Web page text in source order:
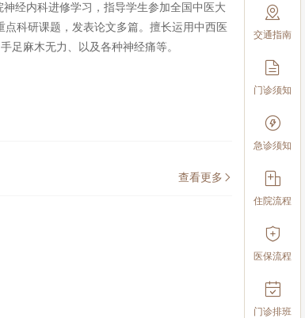
经内科进修学习，指导学生参加全国中医大
科研课题，发表论文多篇。擅长运用中西医
足麻木无力、以及各种神经痛等。
查看更多 

交通指南

门诊须知

急诊须知

住院流程

医保流程

门诊排班